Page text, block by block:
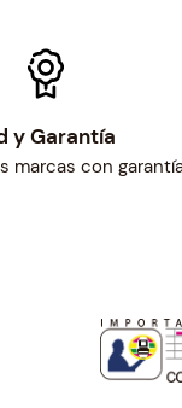
y Garantía
marcas con